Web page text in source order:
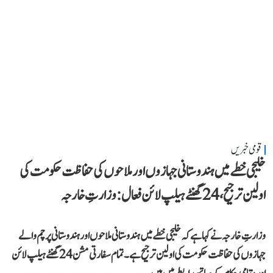
قومی خبریں
خلیجی خطے میں ہندوستانی جہازوں اور ملاحوں کی حفاظت حکومت کی
اولین ترجیح، 24 گھنٹے ہیلپ لائن فعال: وزارتِ خارجہ
وزارتِ خارجہ نے کہا ہے کہ خلیجی خطے میں ہندوستانی ملاحوں اور ہندوستانی پرچم والے
جہازوں کی حفاظت حکومت کی اولین ترجیح ہے۔ تمام سفارتی مشن 24 گھنٹے ہیلپ لائن